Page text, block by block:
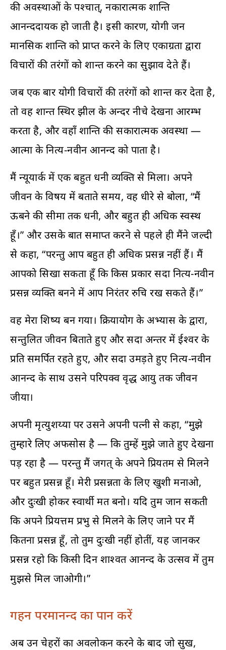
की अवस्थाओं के पश्चात्‌, नकारात्मक शान्ति
आनन्ददायक हो जाती है। इसी कारण, योगी जन
मानसिक शान्ति को प्राप्त करने के लिए एकाग्रता द्वारा
विचारों की तरंगों को शान्त करने का सुझाव देते हैं।
जब एक बार योगी विचारों की तरंगों को शान्त कर देता है,
तो वह शान्त स्थिर झील के अन्दर नीचे देखना आरम्भ
करता है, और वहाँ शान्ति की सकारात्मक अवस्था —
आत्मा के नित्य-नवीन आनन्द को पाता है।
मैं न्यूयार्क में एक बहुत धनी व्यक्ति से मिला। अपने
जीवन के विषय में बताते समय, वह धीरे से बोला, “मैं
ऊबने की सीमा तक धनी, और बहुत ही अधिक स्वस्थ
हूँ।” और उसके बात समाप्त करने से पहले ही मैंने जल्दी
से कहा, “परन्तु आप बहुत ही अधिक प्रसन्न नहीं हैं। मैं
आपको सिखा सकता हूँ कि किस प्रकार सदा नित्य-नवीन
प्रसन्न व्यक्ति बनने में आप निरंतर रुचि रख सकते हैं।”
वह मेरा शिष्य बन गया। क्रियायोग के अभ्यास के द्वारा,
सन्तुलित जीवन बिताते हुए और सदा अन्तर में ईश्वर के
प्रति समर्पित रहते हुए, और सदा उमड़ते हुए नित्य-नवीन
आनन्द के साथ उसने परिपक्व वृद्ध आयु तक जीवन
जीया।
अपनी मृत्युशय्या पर उसने अपनी पत्नी से कहा, “मुझे
तुम्हारे लिए अफसोस है — कि तुम्हें मुझे जाते हुए देखना
पड़ रहा है — परन्तु मैं जगत्‌ के अपने प्रियतम से मिलने
पर बहुत प्रसन्न हूँ। मेरी प्रसन्नता के लिए खुशी मनाओ,
और दुःखी होकर स्वार्थी मत बनो। यदि तुम जान सकती
कि अपने प्रियत्तम प्रभु से मिलने के लिए जाने पर मैं
कितना प्रसन्न हूँ, तो तुम दुःखी नहीं होतीं, यह जानकर
प्रसन्न रहो कि किसी दिन शाश्वत आनन्द के उत्सव में तुम
मुझसे मिल जाओगी।”
गहन परमानन्द का पान करें
अब उन चेहरों का अवलोकन करने के बाद जो सुख,